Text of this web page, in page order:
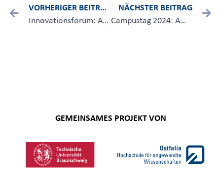
VORHERIGER BEITRAG
Innovationsforum: Additive Fertigung/3D-Druck zum Anfassen am 11. April 24
NÄCHSTER BEITRAG
Campustag 2024: Am 31. Mai die Forschung an der Ostfalia kennenlernen
GEMEINSAMES PROJEKT VON